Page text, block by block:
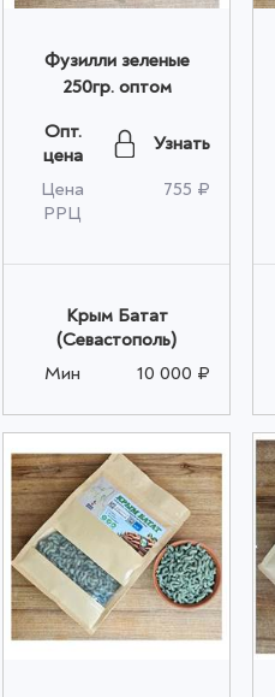
Фузилли зеленые
250гр. оптом
Опт.
цена
Узнать
Цена
РРЦ
755 ₽
Крым Батат
(Севастополь)
Мин
10 000 ₽